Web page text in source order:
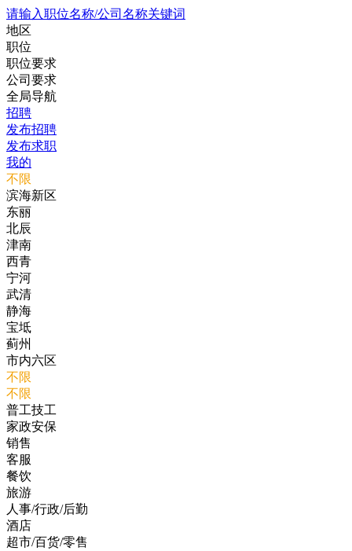
请输入职位名称/公司名称关键词
地区
职位
职位要求
公司要求
全局导航
招聘
发布招聘
发布求职
我的
不限
滨海新区
东丽
北辰
津南
西青
宁河
武清
静海
宝坻
蓟州
市内六区
不限
不限
普工技工
家政安保
销售
客服
餐饮
旅游
人事/行政/后勤
酒店
超市/百货/零售